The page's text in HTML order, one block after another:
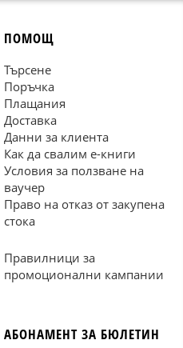
ПОМОЩ
Търсене
Поръчка
Плащания
Доставка
Данни за клиента
Как да свалим е-книги
Условия за ползване на
ваучер
Право на отказ от закупена
стока
Правилници за
промоционални кампании
АБОНАМЕНТ ЗА БЮЛЕТИН